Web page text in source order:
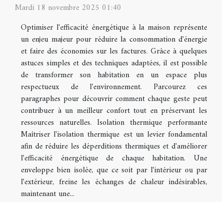
Mardi 18 novembre 2025 01:40
Optimiser l'efficacité énergétique à la maison représente
un enjeu majeur pour réduire la consommation d'énergie
et faire des économies sur les factures. Grâce à quelques
astuces simples et des techniques adaptées, il est possible
de transformer son habitation en un espace plus
respectueux de l'environnement. Parcourez ces
paragraphes pour découvrir comment chaque geste peut
contribuer à un meilleur confort tout en préservant les
ressources naturelles. Isolation thermique performante
Maîtriser l'isolation thermique est un levier fondamental
afin de réduire les déperditions thermiques et d'améliorer
l'efficacité énergétique de chaque habitation. Une
enveloppe bien isolée, que ce soit par l'intérieur ou par
l'extérieur, freine les échanges de chaleur indésirables,
maintenant une...